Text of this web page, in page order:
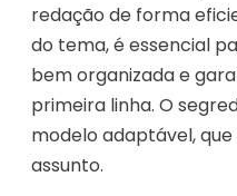
redação de forma
do tema, é essencial
bem organizada e
primeira linha. O
modelo adaptável,
assunto.